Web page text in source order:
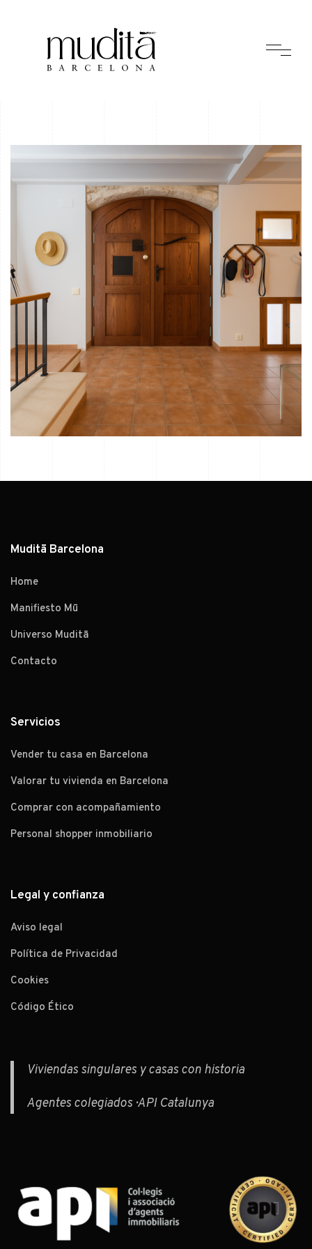
Muditā Barcelona
Home
Manifiesto Mū
Universo Muditā
Contacto
Servicios
Vender tu casa en Barcelona
Valorar tu vivienda en Barcelona
Comprar con acompañamiento
Personal shopper inmobiliario
Legal y confianza
Aviso legal
Política de Privacidad
Cookies
Código Ético
Viviendas singulares y casas con historia
Agentes colegiados · API Catalunya